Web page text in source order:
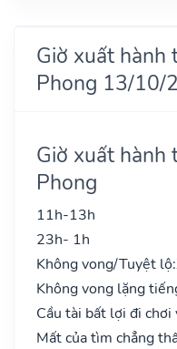
Giờ xuất hành
Phong 13/10/
Giờ xuất hành
Phong
11h-13h
23h- 1h
Không vong/Tuyệt lộ:
Không vong lặng
Cầu tài bất lợi đi chơi
Mất của tìm chẳng